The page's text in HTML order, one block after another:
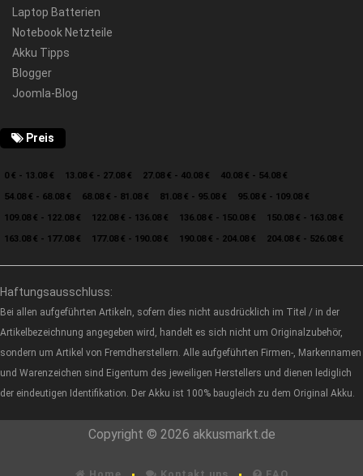
Laptop Batterien
Notebook Netzteile
Akku Tipps
Blogger
Joomla-Blog
Preis
0 € - 13.08 € 13.08 € - 27.08 € 27.08 € - 40.08 €
40.08 € - 54.08 €
54.08 € - 68.08 €
68.08 € - 81.08 € 81.08 € - 95.08 €
95.08 € - 109.08 €
109.08 € - 122.08 €
122.08 € - 136.08 € 136.08 € - 150.08 €
150.08 € - 163.08 €
163.08 € - 177.08 €
177.08 € - 190.08 € 190.08 € - 204.08 € 204.08 € - 526.08 €
Haftungsausschluss:
Bei allen aufgeführten Artikeln, sofern dies nicht ausdrücklich im Titel / in der
Artikelbezeichnung angegeben wird, handelt es sich nicht um Originalzubehör,
sondern um Artikel von Fremdherstellern. Alle aufgeführten Firmen-, Markennamen
und Warenzeichen sind Eigentum des jeweiligen Herstellers und dienen lediglich
der eindeutigen Identifikation. Der Akku ist 100% baugleich zu dem Original Akku.
Copyright © 2026 akkusmarkt.de